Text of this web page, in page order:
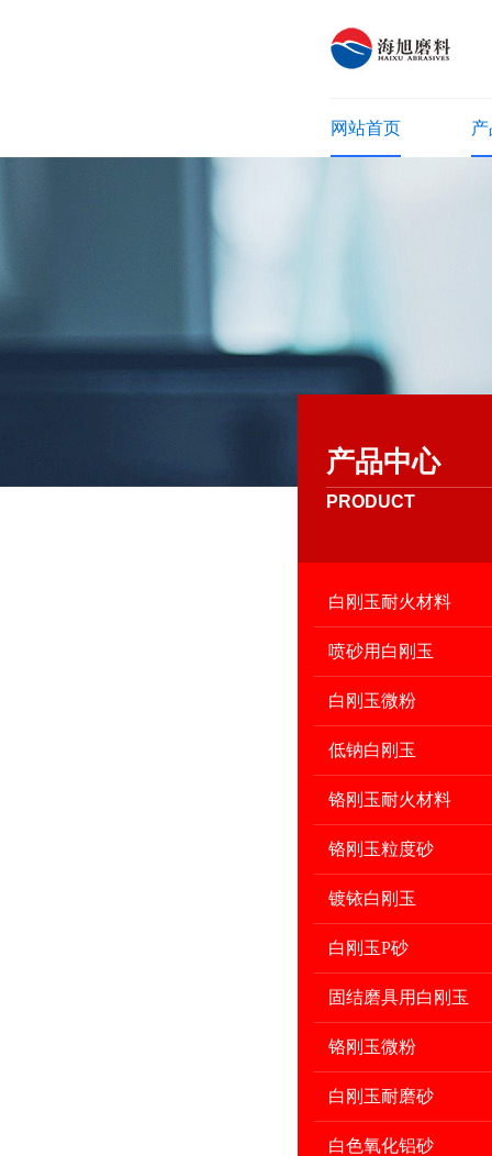
网站首页
产品中心
PRODUCT
白刚玉耐火材料
喷砂用白刚玉
白刚玉微粉
低钠白刚玉
铬刚玉耐火材料
铬刚玉粒度砂
镀铱白刚玉
白刚玉P砂
固结磨具用白刚玉
铬刚玉微粉
白刚玉耐磨砂
白色氧化铝砂